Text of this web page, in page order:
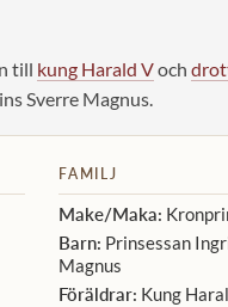
till kung Harald Voch
Sverre Magnus.
FAMILJ
Make/Maka:
Barn: Prinsessan
Magnus
Föräldrar: Kung